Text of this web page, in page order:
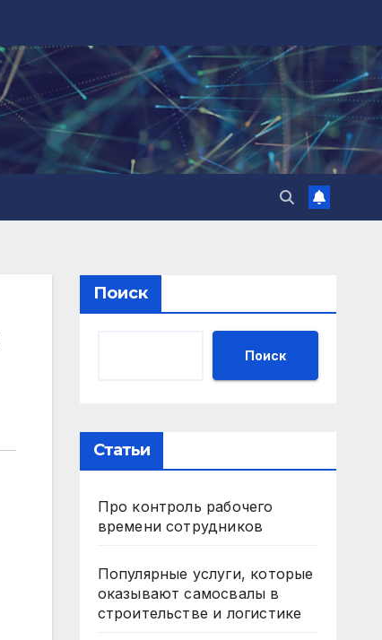
Поиск
Поиск
Статьи
Про контроль рабочего
времени сотрудников
Популярные услуги, которые
оказывают самосвалы в
строительстве и логистике